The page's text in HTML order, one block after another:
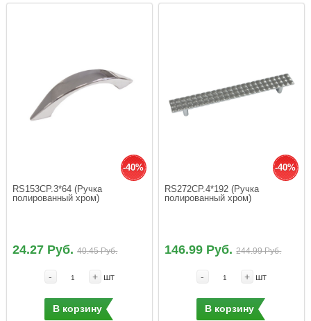
-40%
RS153CP.3*64 (Ручка
полированный хром)
24.27 Руб.40.45 Руб.
- + шт
В корзину
-40%
RS272CP.4*192 (Ручка
полированный хром)
146.99 Руб.244.99 Руб.
- + шт
В корзину